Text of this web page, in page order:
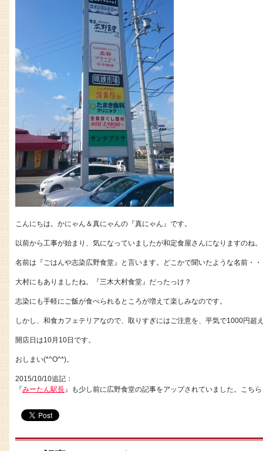
こんにちは。かにゃん＆真にゃんの『真にゃん』です。
以前から工事が始まり、気になっていましたが和定食屋さんになりますのね。
名前は『ごはんや志染広野食堂』と言います。どこかで聞いたような名前・
大村にもありましたね。『三木大村食堂』だったっけ？
志染にも手軽にご飯が食べられるところが増えて楽しみなのです。
しかし、和食カフェテリアなので、取りすぎにはご注意を、平気で1000円超
開店日は10月10日です。
おしまい(*^O^*)。
2015/10/10追記：
『みーたん駅長』も少し前に広野食堂の記事をアップされていました。こち